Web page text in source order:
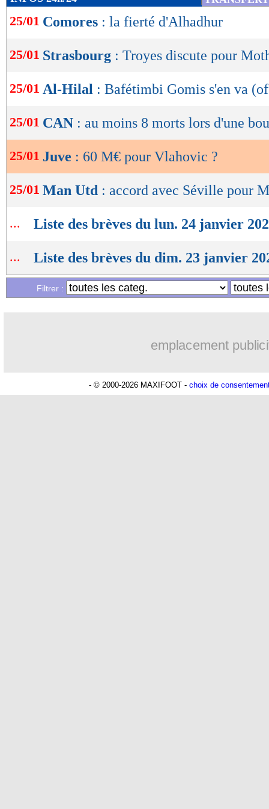
de
lecture
OK
25/01 Comores : la fierté d'Alhadhur
25/01 Strasbourg : Troyes discute pour
25/01 Al-Hilal : Bafétimbi Gomis s'en va
25/01 CAN : au moins 8 morts lors d'une
25/01 Juve : 60 M€ pour Vlahovic ?
25/01 Man Utd : accord avec Séville pour
... Liste des brèves du lun. 24 janvier
... Liste des brèves du dim. 23 janvier
Filtrer :
emplacement
- © 2000-2026 MAXIFOOT - choix de